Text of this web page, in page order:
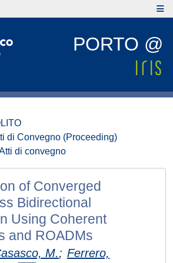
PORTO @
di Convegno (Proceeding)
di convegno
of Converged
Bidirectional
Using Coherent
and ROADMs
M.; Ferrero,